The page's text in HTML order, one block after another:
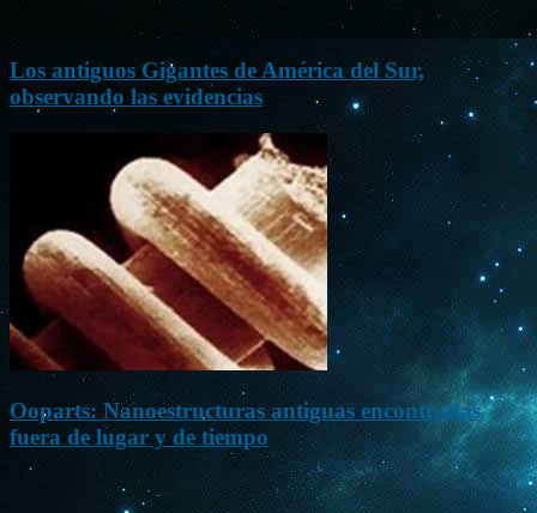
Los antiguos Gigantes de América del Sur,
observando las evidencias
Ooparts: Nanoestructuras antiguas encontradas
fuera de lugar y de tiempo